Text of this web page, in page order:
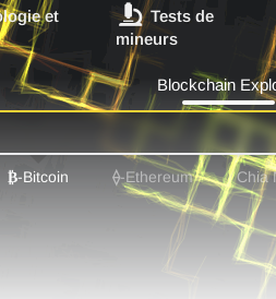
et
Tests de
mineurs
Blockchain
₿-Bitcoin ⟠-Ethereum Chia